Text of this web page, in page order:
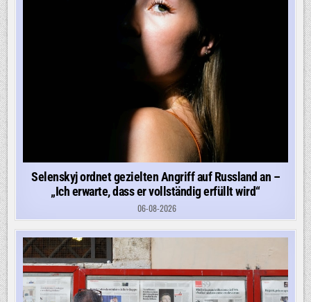
Selenskyj ordnet gezielten Angriff auf Russland an –
„Ich erwarte, dass er vollständig erfüllt wird“
06-08-2026